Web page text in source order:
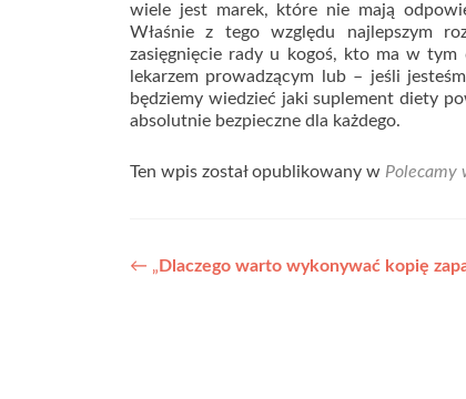
wiele jest marek, które nie mają
Właśnie z tego względu najlepszym
zasięgnięcie rady u kogoś, kto ma w tym
lekarzem prowadzącym lub – jeśli
będziemy wiedzieć jaki suplement diety
absolutnie bezpieczne dla każdego.
Ten wpis został opublikowany w Polecamy
Nawigacja
← „ Dlaczego warto wykonywać kopię